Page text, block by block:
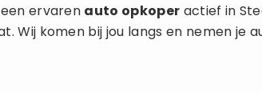
ervaren auto opkoper actief in
Wij komen bij jou langs en nemen je